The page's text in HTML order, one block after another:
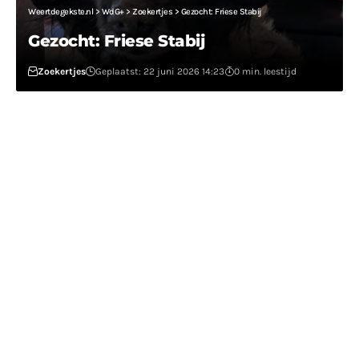
Weertdegekste.nl> WdG+>Zoekertjes> Gezocht: Friese Stabij
Gezocht: Friese Stabij
Zoekertjes Geplaatst: 22 juni 2026 14:23 0 min. leestijd